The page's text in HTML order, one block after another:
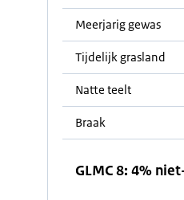
Meerjarig gewas
Tijdelijk grasland
Natte teelt
Braak
GLMC 8: 4%